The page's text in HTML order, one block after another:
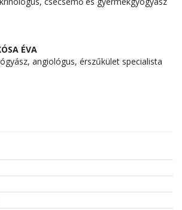
ÉVA
angiológus, érszűkület specialista